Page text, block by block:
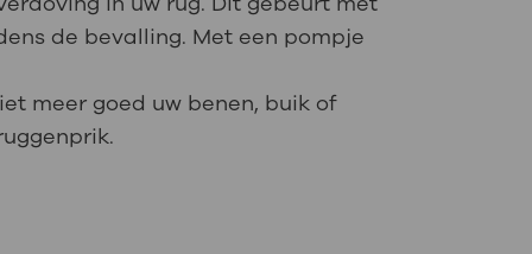
de bevalling. Met een pompje
meer goed uw benen, buik of